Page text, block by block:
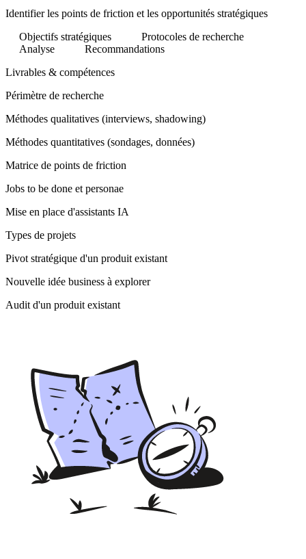
Identifier les points de friction et les opportunités stratégiques
Objectifs stratégiques
Protocoles de recherche
Analyse
Recommandations
Livrables & compétences
Périmètre de recherche
Méthodes qualitatives (interviews, shadowing)
Méthodes quantitatives (sondages, données)
Matrice de points de friction
Jobs to be done et personae
Mise en place d'assistants IA
Types de projets
Pivot stratégique d'un produit existant
Nouvelle idée business à explorer
Audit d'un produit existant